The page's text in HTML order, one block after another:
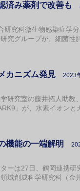
済み薬剤で改善も
究科微生物感染症学
究グループが、細菌性
カニズム発見 2023
研究室の藤井拓人助教
」が、水素イオン
機能の一端解明
ーは27日、鶴岡連携研
域創成科学研究科（金